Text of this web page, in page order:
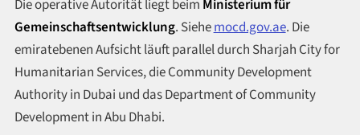
Die operative Autorität liegt beim Ministerium für
Gemeinschaftsentwicklung. Siehemocd.gov.ae. Die
emiratebenen Aufsicht läuft parallel durch Sharjah City for
Humanitarian Services, die Community Development
Authority in Dubai und das Department of Community
Development in Abu Dhabi.